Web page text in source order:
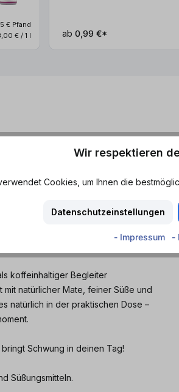
€ Pfand
€ / 1 l
ab 0,99 €*
mit Ingwer-
zwei Welten: den natürlich
frischen Kick von Ingwer. Diese
der wach macht und
koffeinhaltiger Begleiter
natürlicher Mate, feiner Süße und
natürlich in der praktischen Dose –
Schwung in deinen Tag!
Süßungsmitteln.
Wir respektieren
Cookies, um Ihnen die
Datenschutzeinstellungen
- Impressum -